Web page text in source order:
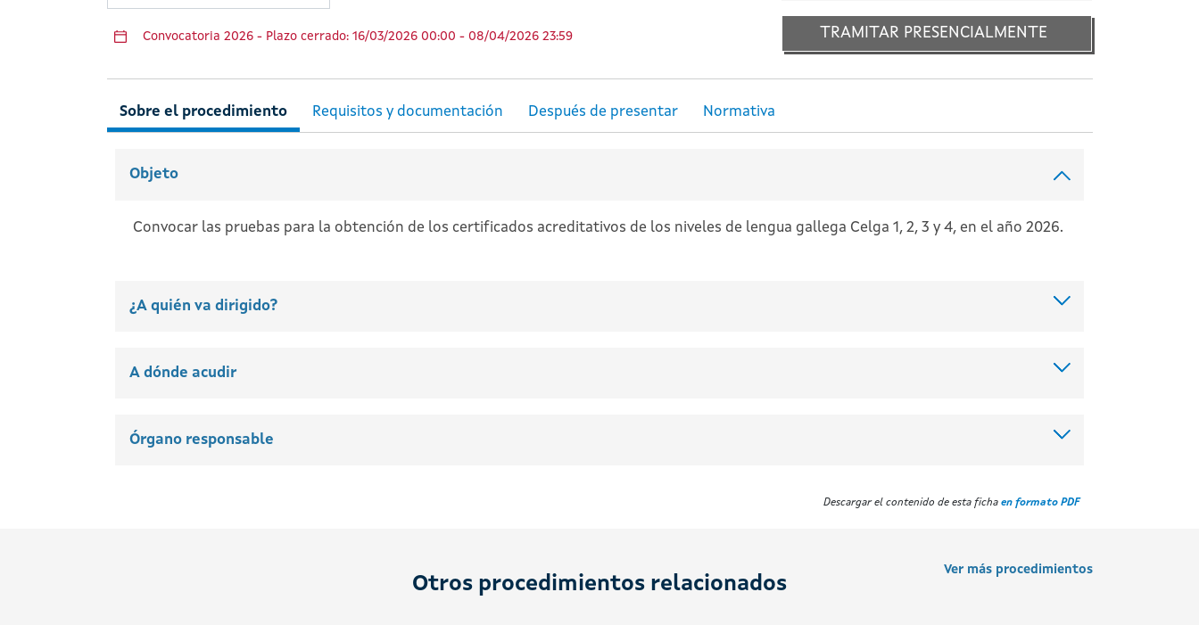
Convocatoria 2026 - Plazo cerrado: 16/03/2026 00:00 - 08/04/2026 23:59 TRAMITAR PRESENCIALMENTE
Sobre el procedimiento Después de presentar
Objeto
Convocar las pruebas para la obtención de los certificados acreditativos de los niveles de lengua gallega Celga 1, 2, 3 y 4, en el año 2026.
¿A quién va dirigido?
A dónde acudir
Órgano responsable
Descargar el contenido de esta ficha en formato PDF
Otros procedimientos relacionados
Ver más procedimientos